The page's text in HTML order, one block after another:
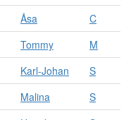
Åsa
C
Tommy
M
Karl-Johan
S
Malina
S